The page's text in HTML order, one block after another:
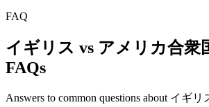
FAQ
イギリス vs アメリカ合衆
FAQs
Answers to common questions about イギ